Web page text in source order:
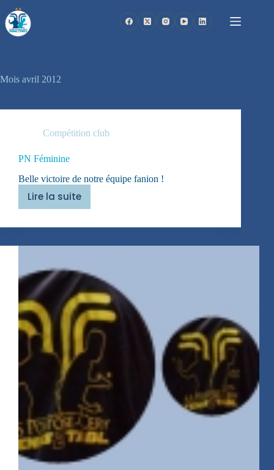
au
contenu
Mois avril 2012
Compétition club
PN Féminine
Belle victoire de notre équipe fanion !
Lire la suite
PN